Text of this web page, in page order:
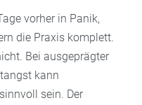
vorher in Panik,
die Praxis komplett.
Bei ausgeprägter
kann
sein. Der